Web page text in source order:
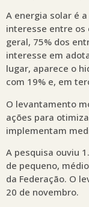
A energia solar é
interesse entre os
geral, 75% dos
interesse em
lugar, aparece o
com 19% e, em
O levantamento
ações para
implementam
A pesquisa ouviu
de pequeno,
da Federação. O
20 de novembro.